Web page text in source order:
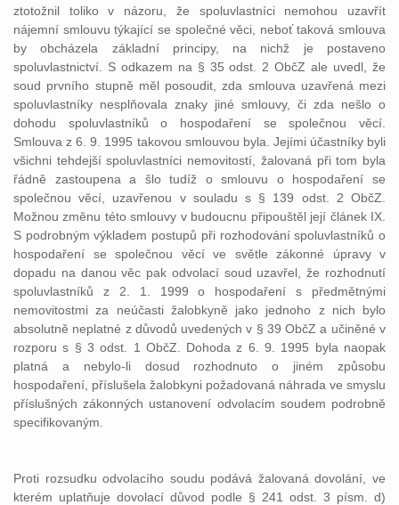
ztotožnil toliko v názoru, že spoluvlastníci nemohou uzavřít
nájemní smlouvu týkající se společné věci, neboť taková smlouva
by obcházela základní principy, na nichž je postaveno
spoluvlastnictví. S odkazem na § 35 odst. 2 ObčZ ale uvedl, že
soud prvního stupně měl posoudit, zda smlouva uzavřená mezi
spoluvlastníky nesplňovala znaky jiné smlouvy, či zda nešlo o
dohodu spoluvlastníků o hospodaření se společnou věcí.
Smlouva z 6. 9. 1995 takovou smlouvou byla. Jejími účastníky byli
všichni tehdejší spoluvlastníci nemovitostí, žalovaná při tom byla
řádně zastoupena a šlo tudíž o smlouvu o hospodaření se
společnou věcí, uzavřenou v souladu s § 139 odst. 2 ObčZ.
Možnou změnu této smlouvy v budoucnu připouštěl její článek IX.
S podrobným výkladem postupů při rozhodování spoluvlastníků o
hospodaření se společnou věcí ve světle zákonné úpravy v
dopadu na danou věc pak odvolací soud uzavřel, že rozhodnutí
spoluvlastníků z 2. 1. 1999 o hospodaření s předmětnými
nemovitostmi za neúčasti žalobkyně jako jednoho z nich bylo
absolutně neplatné z důvodů uvedených v § 39 ObčZ a učiněné v
rozporu s § 3 odst. 1 ObčZ. Dohoda z 6. 9. 1995 byla naopak
platná a nebylo-li dosud rozhodnuto o jiném způsobu
hospodaření, příslušela žalobkyni požadovaná náhrada ve smyslu
příslušných zákonných ustanovení odvolacím soudem podrobně
specifikovaným.
Proti rozsudku odvolacího soudu podává žalovaná dovolání, ve
kterém uplatňuje dovolací důvod podle § 241 odst. 3 písm. d)